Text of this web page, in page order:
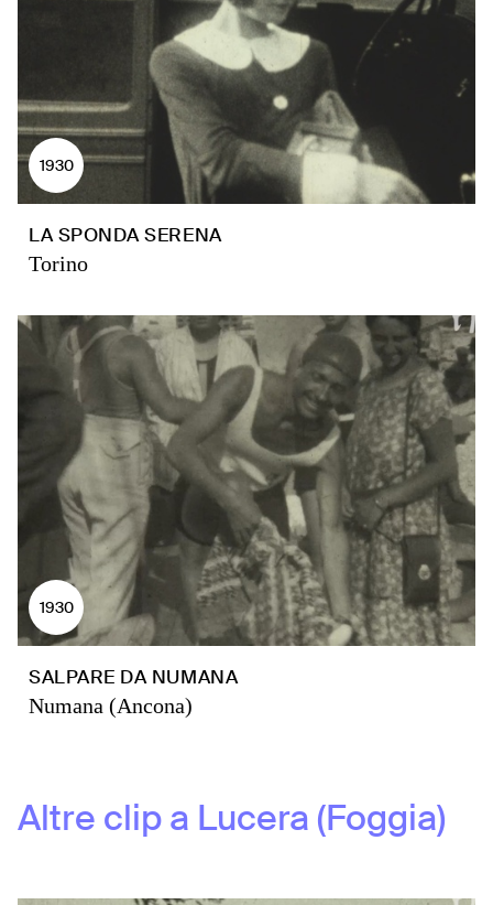
1930
LA SPONDA SERENA
Torino
1930
SALPARE DA NUMANA
Numana (Ancona)
Altre clip a Lucera (Foggia)